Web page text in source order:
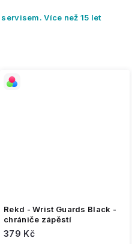
Více než 15 let
Rekd - Wrist Guards Black -
chrániče zápěstí
379 Kč